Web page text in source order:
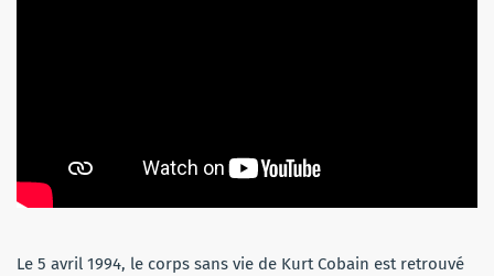
Le 5 avril 1994, le corps sans vie de Kurt Cobain est retrouvé